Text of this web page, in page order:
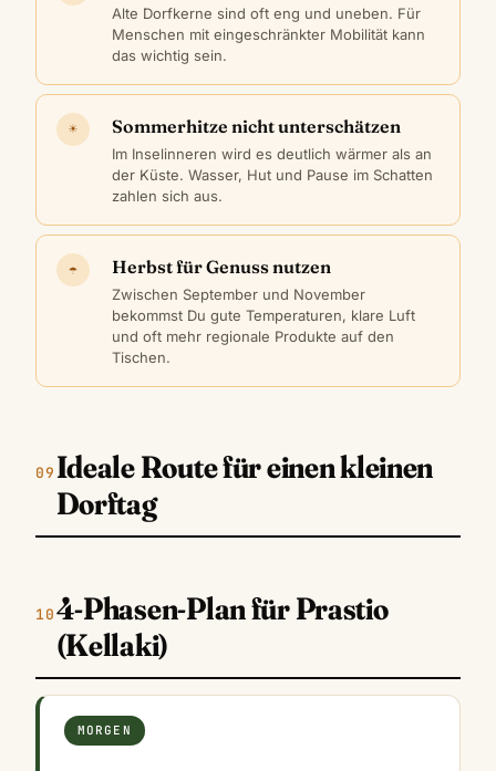
Alte Dorfkerne sind oft eng und uneben. Für
Menschen mit eingeschränkter Mobilität kann
das wichtig sein.
☀ Sommerhitze nicht unterschätzen
Im Inselinneren wird es deutlich wärmer als an
der Küste. Wasser, Hut und Pause im Schatten
zahlen sich aus.
☂ Herbst für Genuss nutzen
Zwischen September und November
bekommst Du gute Temperaturen, klare Luft
und oft mehr regionale Produkte auf den
Tischen.
Ideale Route für einen kleinen
Dorftag
4-Phasen-Plan für Prastio
(Kellaki)
MORGEN